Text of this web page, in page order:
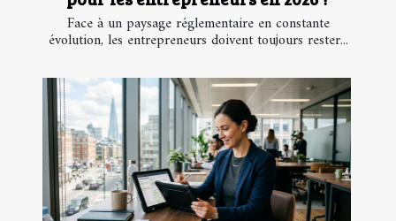
Face à un paysage réglementaire en constante
évolution, les entrepreneurs doivent toujours rester...